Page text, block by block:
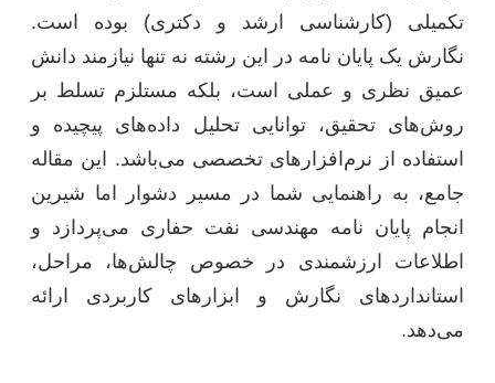
تکمیلی (کارشناسی ارشد و دکتری) بوده است.
نگارش یک پایان نامه در این رشته نه تنها نیازمند دانش
عمیق نظری و عملی است، بلکه مستلزم تسلط بر
روش‌های تحقیق، توانایی تحلیل داده‌های پیچیده و
استفاده از نرم‌افزارهای تخصصی می‌باشد. این مقاله
جامع، به راهنمایی شما در مسیر دشوار اما شیرین
انجام پایان نامه مهندسی نفت حفاری می‌پردازد و
اطلاعات ارزشمندی در خصوص چالش‌ها، مراحل،
استانداردهای نگارش و ابزارهای کاربردی ارائه
می‌دهد.